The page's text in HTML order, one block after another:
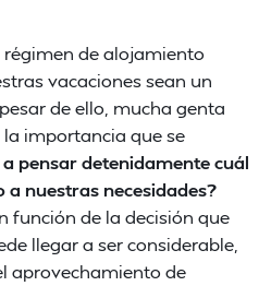
régimen de alojamiento
vacaciones sean un
de ello, mucha genta
importancia que se
pensar detenidamente cuál
a nuestras necesidades?
función de la decisión que
llegar a ser considerable,
aprovechamiento de